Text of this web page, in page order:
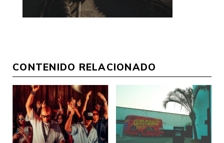
CONTENIDO RELACIONADO